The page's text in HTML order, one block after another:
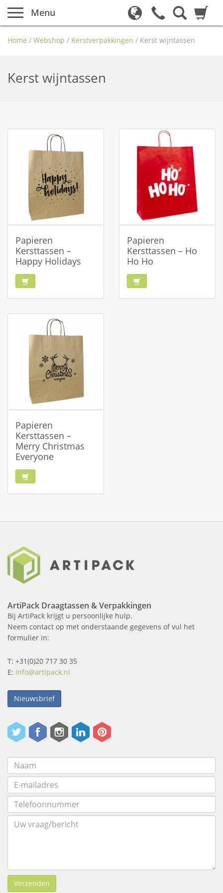
Menu
Home / Webshop / Kerstverpakkingen / Kerst wijntassen
Kerst wijntassen
Papieren
Kersttassen –
Happy Holidays
Papieren
Kersttassen – Ho
Ho Ho
Papieren
Kersttassen –
Merry Christmas
Everyone
ArtiPack Draagtassen & Verpakkingen
Bij ArtiPack krijgt u persoonlijke hulp.
Neem contact op met onderstaande gegevens of vul het
formulier in:
T: +31(0)20 717 30 35
E: info@artipack.nl
Nieuwsbrief
Verzenden